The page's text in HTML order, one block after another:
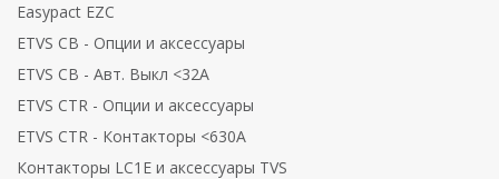
Easypact EZC
ETVS CB - Опции и аксессуары
ETVS CB - Авт. Выкл <32A
ETVS CTR - Опции и аксессуары
ETVS CTR - Контакторы <630A
Контакторы LC1E и аксесcуары TVS